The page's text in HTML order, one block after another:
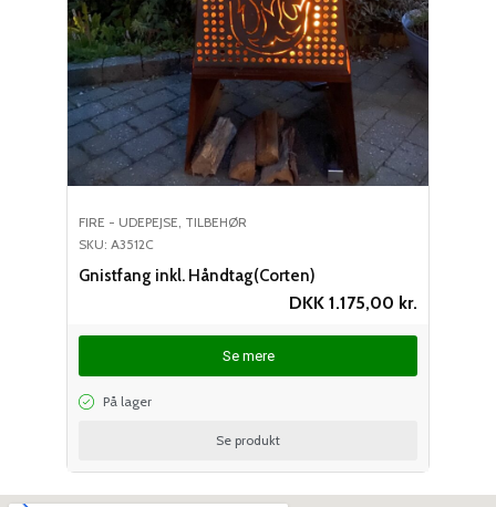
FIRE - UDEPEJSE TILBEHØR
SKU: A3512C
Gnistfang inkl. Håndtag(Corten)
DKK1.175,00 kr.
Se mere
På lager
Se produkt